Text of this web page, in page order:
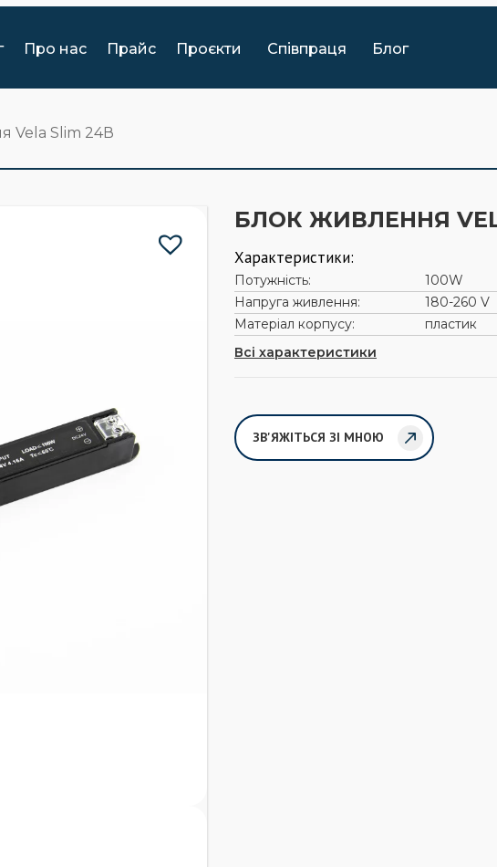
Про нас Прайс Проєкти Співпраця Блог
Vela Slim 24В
БЛОК ЖИВЛЕННЯ
Характеристики:
Потужність:
100W
Напруга живлення:
180-260 V
Матеріал корпусу:
пластик
Всі характеристики
ЗВ'ЯЖІТЬСЯ ЗІ МНОЮ